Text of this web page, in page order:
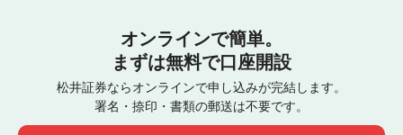
オンラインで簡単。
まずは無料で口座開設
松井証券ならオンラインで申し込みが完結します。
署名・捺印・書類の郵送は不要です。